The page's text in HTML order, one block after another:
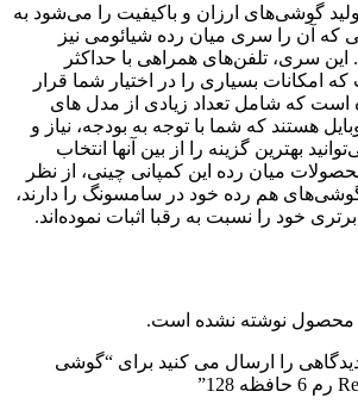
گوشی‌های ارزان و باکیفیت را می‌شود به
آن را سری میان رده شیائومی نیز
سری، تلفن‌های همراهی با حداکثر
بسیاری را در اختیار شما قرار
که شامل تعداد زیادی از مدل های
که شما با توجه به بودجه، نیاز و
بهترین گزینه را از بین آنها انتخاب
میان رده این کمپانی چینی، از نظر
هم رده خود در سامسونگ را دارند،
خود را نسبت به رقبا اثبات نموده‌اند.
محصول نوشته نشده است.
را ارسال می کنید برای “گوشی